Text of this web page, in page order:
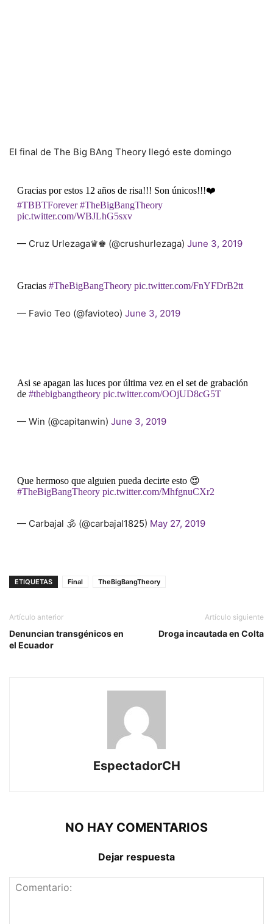
El final de The Big BAng Theory llegó este domingo
Gracias por estos 12 años de risa!!! Son únicos!!!❤️
#TBBTForever #TheBigBangTheory
pic.twitter.com/WBJLhG5sxv
— Cruz Urlezaga♛♚ (@crushurlezaga) June 3, 2019
Gracias #TheBigBangTheory pic.twitter.com/FnYFDrB2tt
— Favio Teo (@favioteo) June 3, 2019
Asi se apagan las luces por última vez en el set de grabación
de #thebigbangtheory pic.twitter.com/OOjUD8cG5T
— Win (@capitanwin) June 3, 2019
Que hermoso que alguien pueda decirte esto 😍
#TheBigBangTheory pic.twitter.com/MhfgnuCXr2
— Carbajal 🕉 (@carbajal1825) May 27, 2019
ETIQUETAS Final TheBigBangTheory
Artículo anterior
Denuncian transgénicos en
el Ecuador
Artículo siguiente
Droga incautada en Colta
EspectadorCH
NO HAY COMENTARIOS
Dejar respuesta